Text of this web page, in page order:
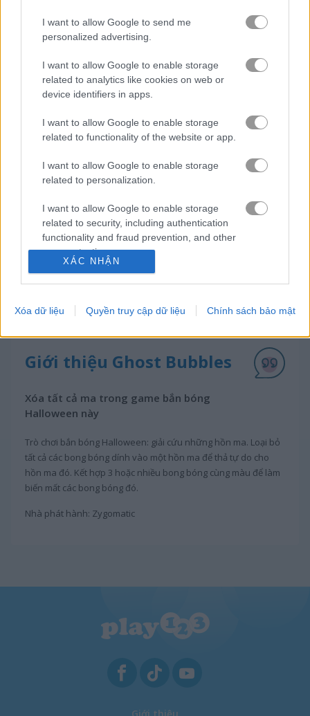
I want to allow Google to send me
personalized advertising.
I want to allow Google to enable storage
related to analytics like cookies on web or
device identifiers in apps.
I want to allow Google to enable storage
related to functionality of the website or app.
I want to allow Google to enable storage
related to personalization.
I want to allow Google to enable storage
related to security, including authentication
functionality and fraud prevention, and other
user protection.
XÁC NHẬN
Xóa dữ liệu Quyền truy cập dữ liệu Chính sách bảo mật
bắn bóng
trò chơi trực tuyến miễn
trò chơi bong
bóng
ghost
bubbles
Video gameplay
Giới thiệu Ghost Bubbles
Xóa tất cả ma trong game bắn bóng
Halloween này
Trò chơi bắn bóng Halloween: giải cứu những hồn ma. Loại bỏ
tất cả các bong bóng dính vào một hồn ma để thả tự do cho
hồn ma đó. Kết hợp 3 hoặc nhiều bong bóng cùng màu để làm
biến mất các bong bóng đó.
Nhà phát hành: Zygomatic